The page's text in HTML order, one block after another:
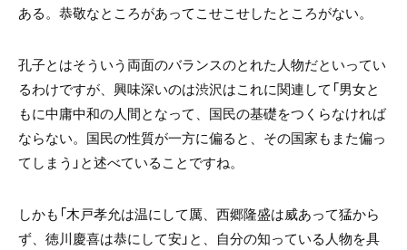
ある。恭敬なところがあってこせこせしたところがない。
孔子とはそういう両面のバランスのとれた人物だといってい
るわけですが、興味深いのは渋沢はこれに関連して「男女と
もに中庸中和の人間となって、国民の基礎をつくらなければ
ならない。国民の性質が一方に偏ると、その国家もまた偏っ
てしまう」と述べていることですね。
しかも「木戸孝允は温にして厲、西郷隆盛は威あって猛から
ず、徳川慶喜は恭にして安」と、自分の知っている人物を具